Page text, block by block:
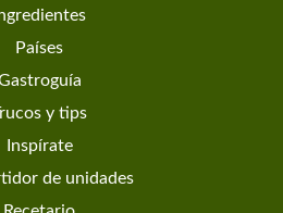
Países
y tips
Inspírate
de unidades